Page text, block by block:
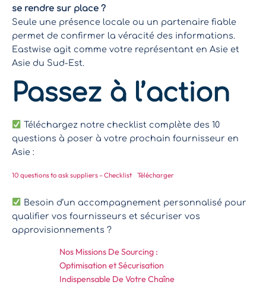
se rendre sur place ?
Seule une présence locale ou un partenaire fiable
permet de confirmer la véracité des informations.
Eastwise agit comme votre représentant en Asie et
Asie du Sud-Est.
Passez à l’action
Téléchargez notre checklist complète des 10
questions à poser à votre prochain fournisseur en
Asie :
10 questions to ask suppliers – Checklist Télécharger
Besoin d’un accompagnement personnalisé pour
qualifier vos fournisseurs et sécuriser vos
approvisionnements ?
Nos Missions De Sourcing :
Optimisation et Sécurisation
Indispensable De Votre Chaîne